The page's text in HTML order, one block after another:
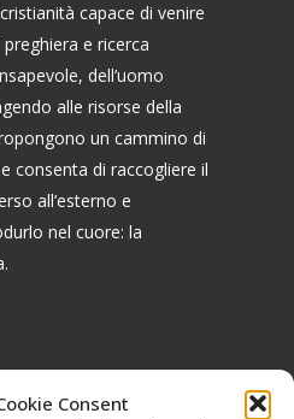
Consent
capace di venire
e ricerca
dell’uomo
alle risorse della
un cammino di
consenta di raccogliere il
all’esterno e
nel cuore: la